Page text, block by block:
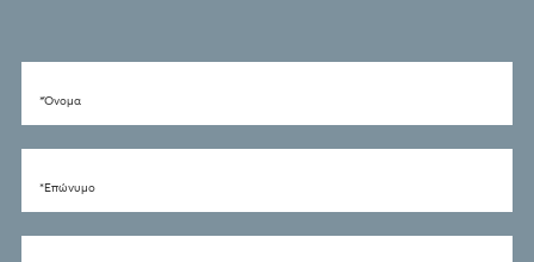
*Όνομα
*Eπώνυμο